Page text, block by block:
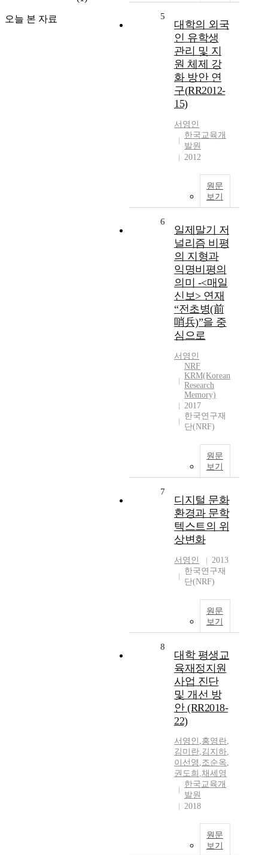
오늘 본 자료 5
대학의 외국
인 유학생
관리 및 지
원 체제 강
화 방안 연
구(RR2012-
15)
서영인
한국교육개
발원
2012
원문
보기
6
일제말기 저
널리즘 비평
의 지형과
익명비평의
의미 -<매일
신보> 연재
“전초병(前
哨兵)”을 중
심으로
서영인
NRF
KRM(Korean
Research
Memory)
2017
한국연구재
단(NRF)
원문
보기
7
디지털 문화
환경과 문학
텍스트의 위
상변화
서영인
2013
한국연구재
단(NRF)
원문
보기
8
대학 평생교
육재정지원
사업 진단
및 개선 방
안 (RR2018-
22)
서영인 ,홍영란,
김미란,김지하,
이선영 ,조순옥,
권도희 ,채세영
한국교육개
발원
2018
원문
보기